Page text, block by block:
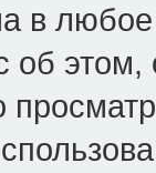
в
об